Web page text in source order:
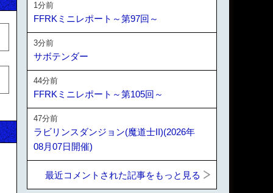
1分前
FFRKミニレポート～第97回～
3分前
サボテンダー
44分前
FFRKミニレポート～第105回～
47分前
ラビリンスダンジョン(魔道士II)(2026年
08月07日開催)
最近コメントされた記事をもっと見る